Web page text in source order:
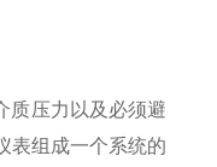
质压力以及必须避
表组成一个系统的